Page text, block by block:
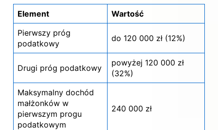
Element
Wartość
Pierwszy próg
podatkowy
do 120 000 zł (12%)
Drugi próg podatkowy
powyżej 120 000 zł
(32%)
Maksymalny dochód
małżonków w
pierwszym progu
podatkowym
240 000 zł